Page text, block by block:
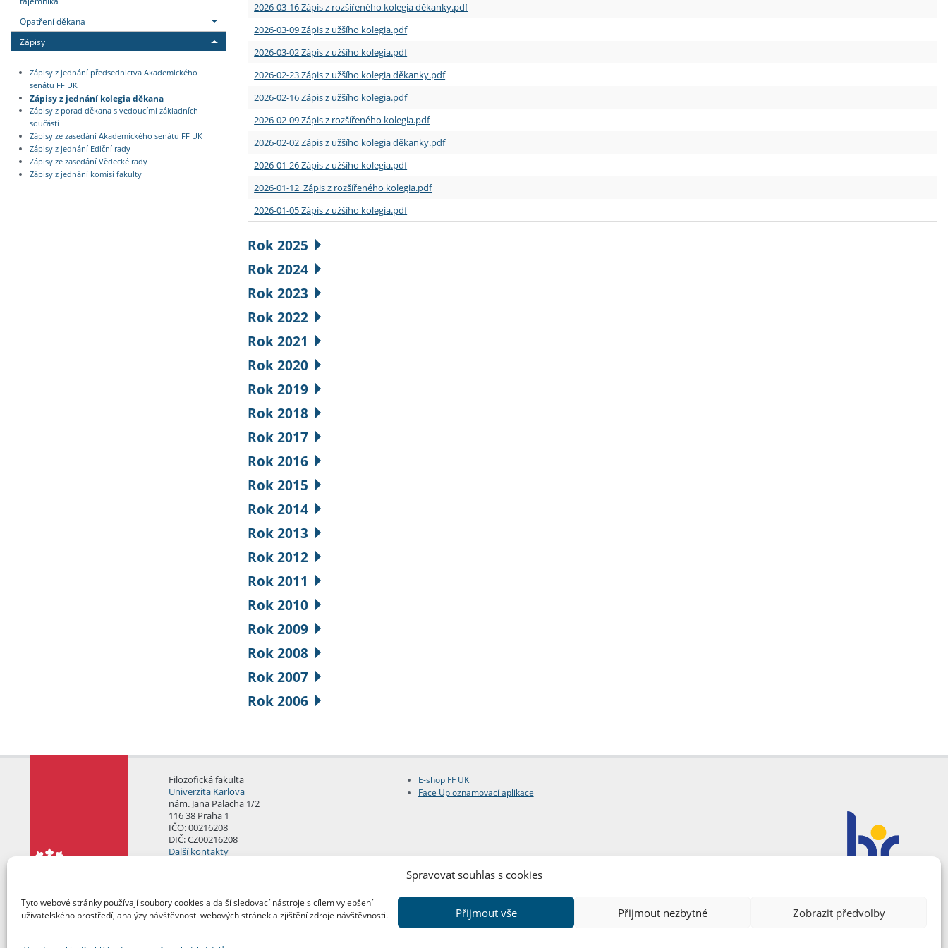
Spravovat souhlas s cookies
Tyto webové stránky používají soubory cookies a další sledovací nástroje s cílem vylepšení
uživatelského prostředí, analýzy návštěvnosti webových stránek a zjištění zdroje návštěvnosti.
Přijmout vše Přijmout nezbytné Zobrazit předvolby
Opatření děkana
Zápisy
Zápisy z jednání předsednictva Akademického
senátu FF UK
Zápisy z jednání kolegia děkana
Zápisy z porad děkana s vedoucími základních
součástí
Zápisy ze zasedání Akademického senátu FF UK
Zápisy z jednání Ediční rady
Zápisy ze zasedání Vědecké rady
Zápisy z jednání komisí fakulty
2026-03-16 Zápis z rozšířeného kolegia děkanky.pdf
2026-03-09 Zápis z užšího kolegia.pdf
2026-03-02 Zápis z užšího kolegia.pdf
2026-02-23 Zápis z užšího kolegia děkanky.pdf
2026-02-16 Zápis z užšího kolegia.pdf
2026-02-09 Zápis z rozšířeného kolegia.pdf
2026-02-02 Zápis z užšího kolegia děkanky.pdf
2026-01-26 Zápis z užšího kolegia.pdf
2026-01-12 Zápis z rozšířeného kolegia.pdf
2026-01-05 Zápis z užšího kolegia.pdf
Rok 2025
Rok 2024
Rok 2023
Rok 2022
Rok 2021
Rok 2020
Rok 2019
Rok 2018
Rok 2017
Rok 2016
Rok 2015
Rok 2014
Rok 2013
Rok 2012
Rok 2011
Rok 2010
Rok 2009
Rok 2008
Rok 2007
Rok 2006
Filozofická fakulta
Univerzita Karlova
nám. Jana Palacha 1/2
116 38 Praha 1
IČO: 00216208
DIČ: CZ00216208
Další kontakty
E-shop FF UK
Face Up oznamovací aplikace